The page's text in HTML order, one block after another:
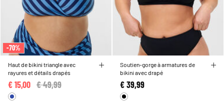
-70%
Haut de bikini triangle avec
rayures et détails drapés
Price reduced from
€ 49,99
€ 15,00
Soutien-gorge à armatures de
bikini avec drapé
€ 39,99